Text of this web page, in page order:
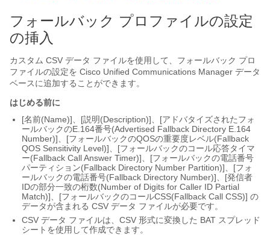
フォールバック プロファイルの設定
の挿入
カスタム CSV データ ファイルを使用して、フォールバック プロ
ファイルの設定を Cisco Unified Communications Manager データ
ベースに追加することができます。
はじめる前に
[名前(Name)]、[説明(Description)]、[アドバタイズされたフォ
ールバックのE.164番号(Advertised Fallback Directory E.164
Number)]、[フォールバックのQOSの重要度レベル(Fallback
QOS Sensitivity Level)]、[フォールバックのコール応答タイマ
ー(Fallback Call Answer Timer)]、[フォールバックの電話番号
パーティション(Fallback Directory Number Partition)]、[フォ
ールバックの電話番号(Fallback Directory Number)]、[発信者
IDの部分一致の桁数(Number of Digits for Caller ID Partial
Match)]、[フォールバックのコールCSS(Fallback Call CSS)] の
データが含まれる CSV データ ファイルが必要です。
CSV データ ファイルは、CSV 形式に変換した BAT スプレッド
シートを使用して作成できます。